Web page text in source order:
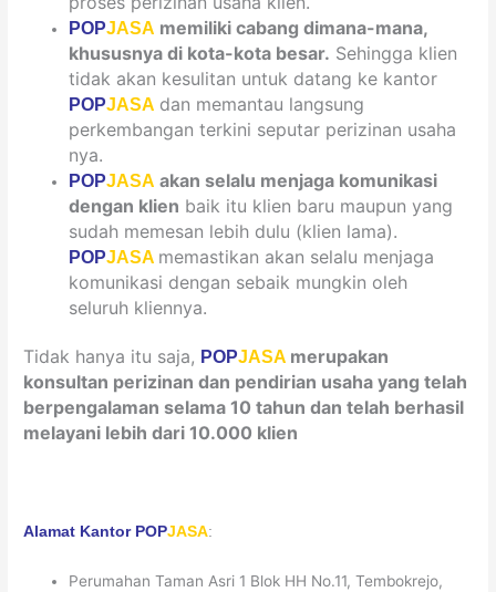
POPJASA memiliki cabang dimana-mana,
khususnya di kota-kota besar. Sehingga klien
tidak akan kesulitan untuk datang ke kantor
POPJASA dan memantau langsung
perkembangan terkini seputar perizinan usaha
nya.
POPJASA akan selalu menjaga komunikasi
dengan klien baik itu klien baru maupun yang
sudah memesan lebih dulu (klien lama).
POPJASA memastikan akan selalu menjaga
komunikasi dengan sebaik mungkin oleh
seluruh kliennya.
Tidak hanya itu saja, POPJASA merupakan
konsultan perizinan dan pendirian usaha yang telah
berpengalaman selama 10 tahun dan telah berhasil
melayani lebih dari 10.000 klien
Alamat Kantor POPJASA:
Perumahan Taman Asri 1 Blok HH No.11, Tembokrejo,